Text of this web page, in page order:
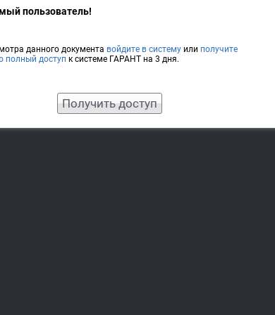
пользователь!
данного документа войдите в систему или получите
полный доступ к системе ГАРАНТ на 3 дня.
Получить доступ